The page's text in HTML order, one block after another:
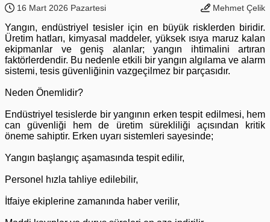
16 Mart 2026 Pazartesi Mehmet Çelik
Yangın, endüstriyel tesisler için en büyük risklerden biridir.
Üretim hatları, kimyasal maddeler, yüksek ısıya maruz kalan
ekipmanlar ve geniş alanlar; yangın ihtimalini artıran
faktörlerdendir. Bu nedenle etkili bir yangın algılama ve alarm
sistemi, tesis güvenliğinin vazgeçilmez bir parçasıdır.
Neden Önemlidir?
Endüstriyel tesislerde bir yangının erken tespit edilmesi, hem
can güvenliği hem de üretim sürekliliği açısından kritik
öneme sahiptir. Erken uyarı sistemleri sayesinde;
Yangın başlangıç aşamasında tespit edilir,
Personel hızla tahliye edilebilir,
İtfaiye ekiplerine zamanında haber verilir,